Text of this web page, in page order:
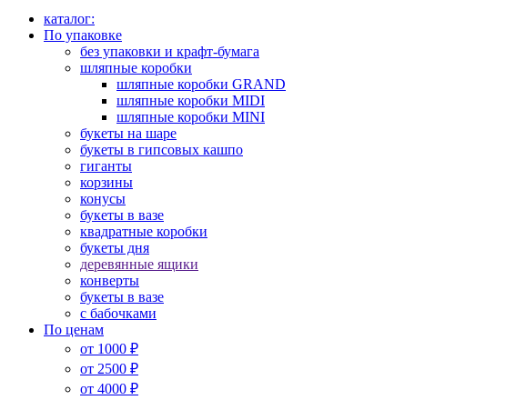
каталог:
По упаковке
без упаковки и крафт-бумага
шляпные коробки
шляпные коробки GRAND
шляпные коробки MIDI
шляпные коробки MINI
букеты на шаре
букеты в гипсовых кашпо
гиганты
корзины
конусы
букеты в вазе
квадратные коробки
букеты дня
деревянные ящики
конверты
букеты в вазе
с бабочками
По ценам
от 1000 ₽
от 2500 ₽
от 4000 ₽